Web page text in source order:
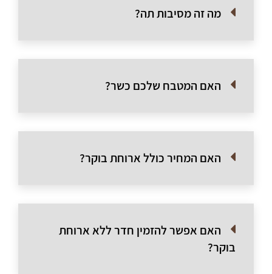
מה זה מסיבות תה?
האם המטבח שלכם כשר?
האם המחיר כולל ארוחת בוקר?
האם אפשר להזמין חדר ללא ארוחת
בוקר?